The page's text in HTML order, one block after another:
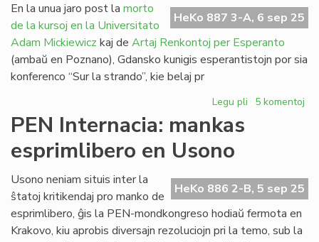
2025,
nun
presata
HeKo 887 3-A, 6 sep 25
En la unua jaro post la morto
de la kursoj en la Universitato
Adam Mickiewicz kaj de Artaj Renkontoj per Esperanto
(ambaŭ en Poznano), Gdansko kunigis esperantistojn por sia
konferenco “Sur la strando”, kie belaj pr
Legu pli pri
sen
ArKonEs,
sed
kun
raŭmismo
5 komentoj
PEN Internacia: mankas
esprimlibero en Usono
HeKo 886 2-B, 5 sep 25
Usono neniam situis inter la
ŝtatoj kritikendaj pro manko de
esprimlibero, ĝis la PEN-mondkongreso hodiaŭ fermota en
Krakovo, kiu aprobis diversajn rezoluciojn pri la temo, sub la